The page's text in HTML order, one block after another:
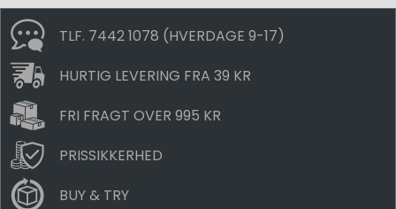
TLF. 7442 1078 (HVERDAGE 9-17)
HURTIG LEVERING FRA 39 KR
FRI FRAGT OVER 995 KR
PRISSIKKERHED
BUY & TRY